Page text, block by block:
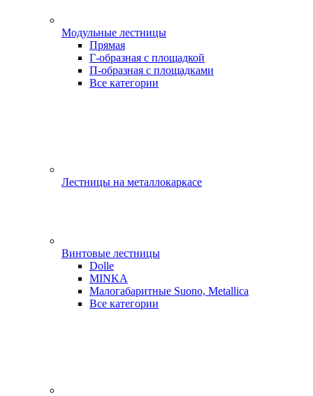
Модульные лестницы
Прямая
Г-образная с площадкой
П-образная с площадками
Все категории
Лестницы на металлокаркасе
Винтовые лестницы
Dolle
MINKA
Малогабаритные Suono, Metallica
Все категории